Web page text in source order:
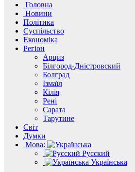
Головна
Новини
Політика
Суспільство
Економіка
Регіон
Арциз
Білгород-Дністровский
Болград
Ізмаїл
Кілія
Рені
Сарата
Тарутине
Світ
Думки
Мова:
Русский
Українська